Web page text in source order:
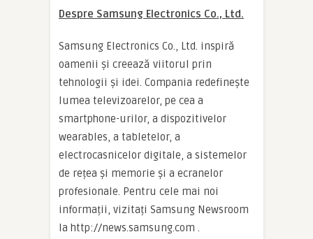
Despre Samsung Electronics Co., Ltd.
Samsung Electronics Co., Ltd. inspiră
oamenii și creează viitorul prin
tehnologii și idei. Compania redefinește
lumea televizoarelor, pe cea a
smartphone-urilor, a dispozitivelor
wearables, a tabletelor, a
electrocasnicelor digitale, a sistemelor
de rețea și memorie și a ecranelor
profesionale. Pentru cele mai noi
informații, vizitați Samsung Newsroom
la http://news.samsung.com .